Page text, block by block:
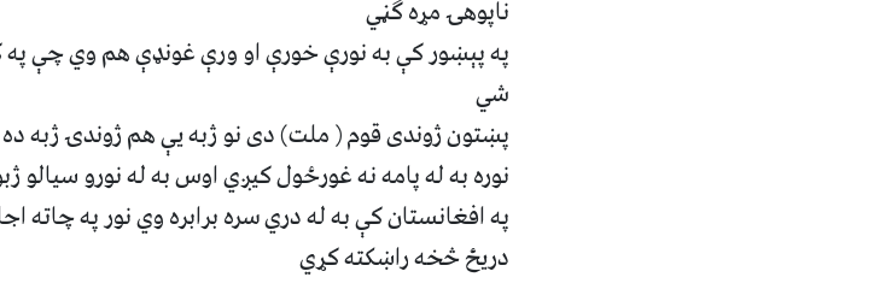
ناپوهۍ مړه گڼي
په پېښور کې به نورې خورې او ورې غونډې هم وي چې
شي
پښتون ژوندى قوم ( ملت) دى نو ژبه يې هم ژوندۍ ژبه
نوره به له پامه نه غورځول کيږي اوس به له نورو سيالو
په افغانستان کې به له دري سره برابره وي نور په چاته
دريځ څخه راښکته کړي